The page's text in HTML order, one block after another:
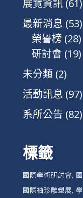
展覽資訊(61)
最新消息 (53)
榮譽榜 (28)
研討會(19)
未分類(2)
活動訊息 (97)
系所公告 (82)
標籤
國際學術研討會
國際袖珍雕塑展